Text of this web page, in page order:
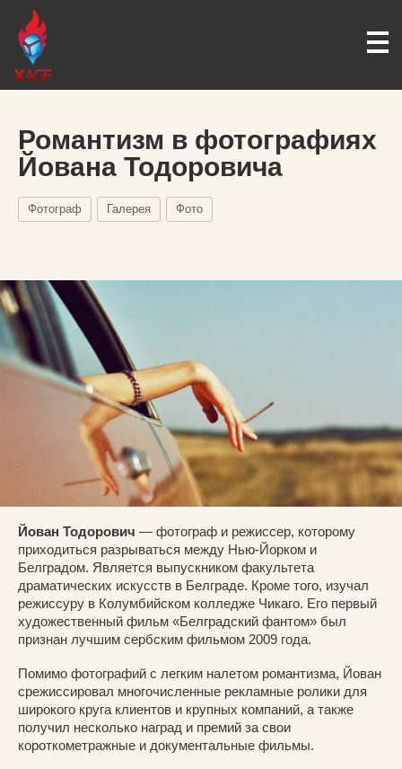
Романтизм в фотографиях
Йована Тодоровича
Фотограф Галерея Фото
Йован Тодорович — фотограф и режиссер, которому
приходиться разрываться между Нью-Йорком и
Белградом. Является выпускником факультета
драматических искусств в Белграде. Кроме того, изучал
режиссуру в Колумбийском колледже Чикаго. Его первый
художественный фильм «Белградский фантом» был
признан лучшим сербским фильмом 2009 года.
Помимо фотографий с легким налетом романтизма, Йован
срежиссировал многочисленные рекламные ролики для
широкого круга клиентов и крупных компаний, а также
получил несколько наград и премий за свои
короткометражные и документальные фильмы.